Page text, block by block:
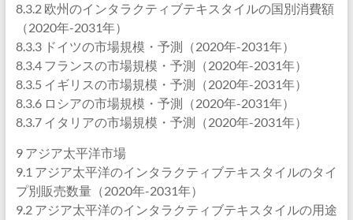
8.3.2 欧州のインタラクティブテキスタイルの国別消費額
（2020年-2031年）
8.3.3 ドイツの市場規模・予測（2020年-2031年）
8.3.4 フランスの市場規模・予測（2020年-2031年）
8.3.5 イギリスの市場規模・予測（2020年-2031年）
8.3.6 ロシアの市場規模・予測（2020年-2031年）
8.3.7 イタリアの市場規模・予測（2020年-2031年）
9 アジア太平洋市場
9.1 アジア太平洋のインタラクティブテキスタイルのタイ
プ別販売数量（2020年-2031年）
9.2 アジア太平洋のインタラクティブテキスタイルの用途